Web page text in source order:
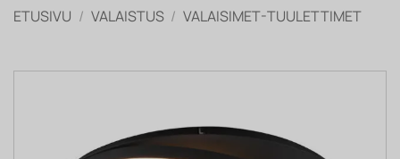
ETUSIVU / VALAISTUS / VALAISIMET-TUULETTIMET